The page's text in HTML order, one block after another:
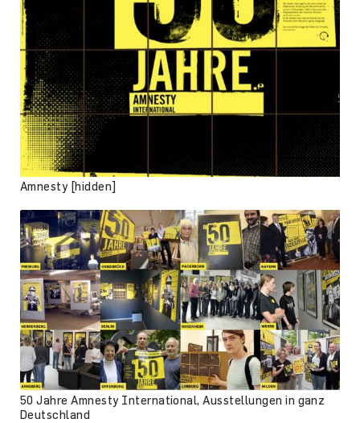
Amnesty [hidden]
50 Jahre Amnesty International, Ausstellungen in ganz
Deutschland